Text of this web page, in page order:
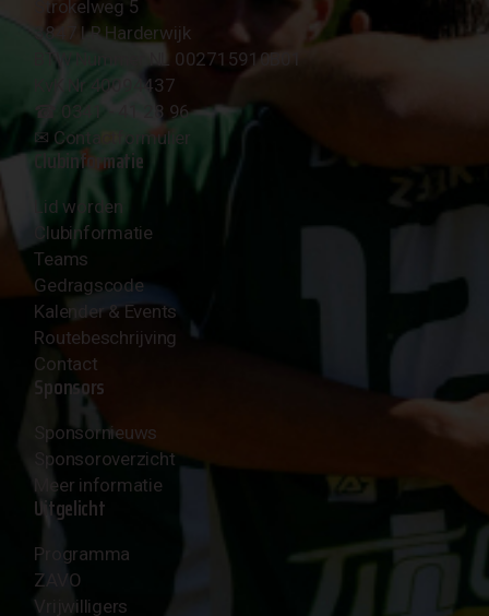
Strokelweg 5
3847 LR Harderwijk
BTW Nummer NL 002715910B01
KvK Nr 40094437
☎︎ 0341 - 41 28 96
✉︎ Contactformulier
Clubinformatie
Lid worden
Clubinformatie
Teams
Gedragscode
Kalender & Events
Routebeschrijving
Contact
Sponsors
Sponsornieuws
Sponsoroverzicht
Meer informatie
Uitgelicht
Programma
ZAVO
Vrijwilligers